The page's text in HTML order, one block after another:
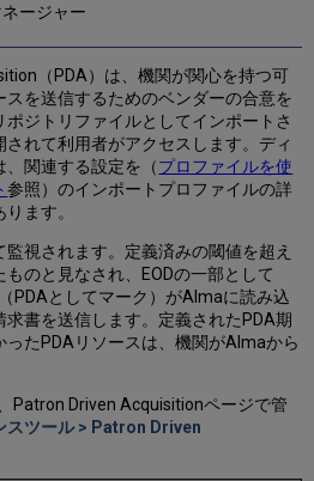
ージャー
（PDA）は、機関が関心を持つ可
を送信するためのベンダーの合意を
ジトリファイルとしてインポートさ
れて利用者がアクセスします。ディ
、関連する設定を（プロファイルを使
参照）のインポートプロファイルの詳
ます。
視されます。定義済みの閾値を超え
のと見なされ、EODの一部として
PDAとしてマーク）がAlmaに読み込
求書を送信します。定義されたPDA期
ったPDAリソースは、機関がAlmaから
Patron Driven Acquisitionページで管
スツール > Patron Driven